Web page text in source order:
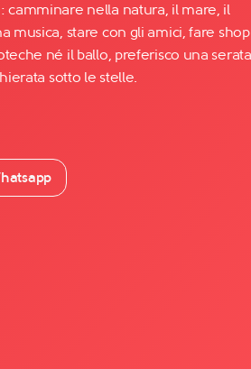
camminare nella natura, il mare, il
musica, stare con gli amici, fare
né il ballo, preferisco una serata
sotto le stelle.